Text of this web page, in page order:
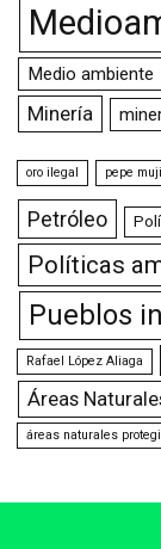
Medio ambiente
Minería
oro ilegal pepe
Petróleo
Políticas
Pueblos
Rafael López Aliaga
Áreas
áreas naturales